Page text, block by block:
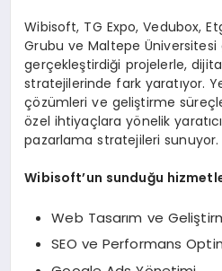
Wibisoft, TG Expo, Vedubox,
Grubu ve Maltepe
gerçekleştirdiği projelerle,
stratejilerinde fark yaratıyor.
çözümleri ve geliştirme
özel ihtiyaçlara yönelik
pazarlama stratejileri sunuyor.
Wibisoft’un sunduğu
Web Tasarım ve
SEO ve Performans